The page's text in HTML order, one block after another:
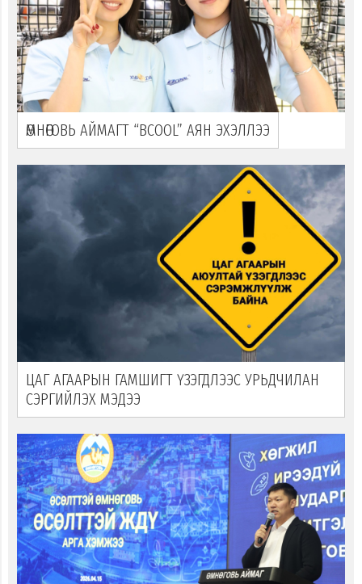
ӨМНӨГОВЬ АЙМАГТ “ВСOOL” АЯН ЭХЭЛЛЭЭ
ЦАГ АГААРЫН ГАМШИГТ ҮЗЭГДЛЭЭС УРЬДЧИЛАН
СЭРГИЙЛЭХ МЭДЭЭ